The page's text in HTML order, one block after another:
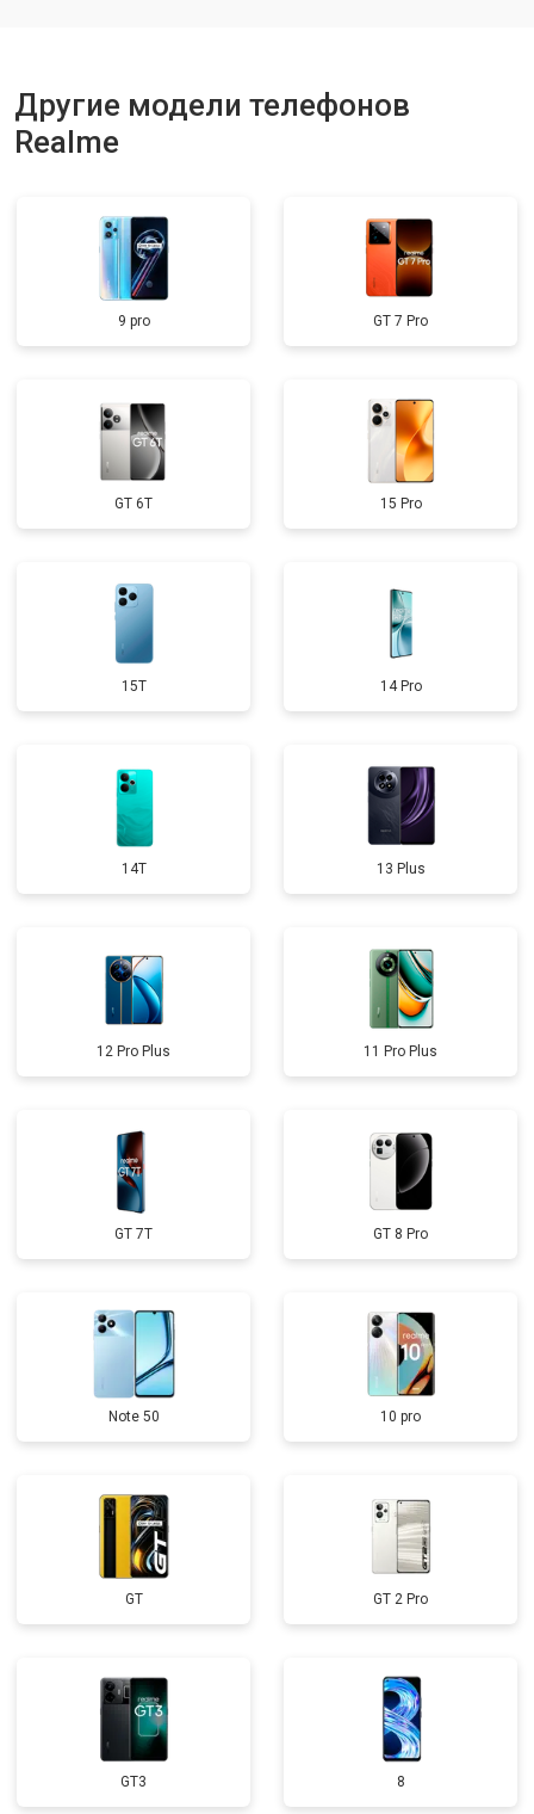
Другие модели телефонов
Realme
9 pro GT 7 Pro
GT 6T 15 Pro
15T 14 Pro
14T 13 Plus
12 Pro Plus 11 Pro Plus
GT 7T GT 8 Pro
Note 50 10 pro
GT GT 2 Pro
GT3 8